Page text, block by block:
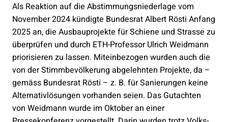
Als Reaktion auf die Abstimmungsniederlage vom
November 2024 kündigte Bundesrat Albert Rösti Anfang
2025 an, die Ausbauprojekte für Schiene und Strasse zu
überprüfen und durch ETH-Professor Ulrich Weidmann
priorisieren zu lassen. Miteinbezogen wurden auch die
von der Stimmbevölkerung abgelehnten Projekte, da –
gemäss Bundesrat Rösti – z. B. für Sanierungen keine
Alternativlösungen vorhanden seien. Das Gutachten
von Weidmann wurde im Oktober an einer